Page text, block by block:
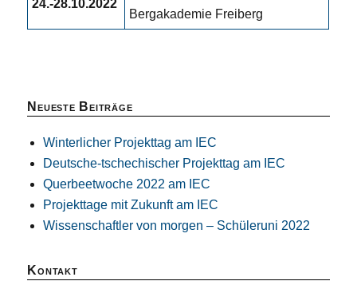
24.-28.10.2022
Bergakademie Freiberg
Neueste Beiträge
Winterlicher Projekttag am IEC
Deutsche-tschechischer Projekttag am IEC
Querbeetwoche 2022 am IEC
Projekttage mit Zukunft am IEC
Wissenschaftler von morgen – Schüleruni 2022
Kontakt